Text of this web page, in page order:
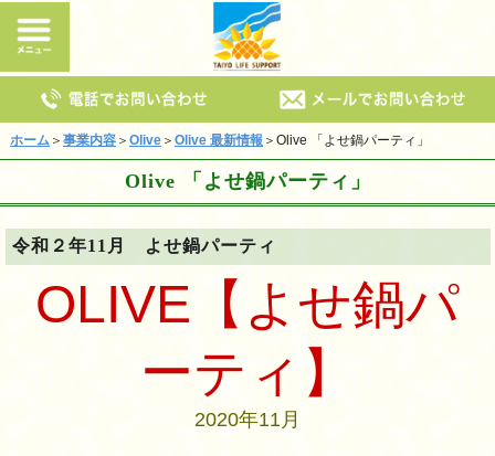
ホーム＞ 事業内容＞ Olive＞ Olive 最新情報 ＞Olive 「よせ鍋パーティ」
Olive 「よせ鍋パーティ」
令和２年11月 よせ鍋パーティ
OLIVE【よせ鍋パ
ーティ】
2020年11月